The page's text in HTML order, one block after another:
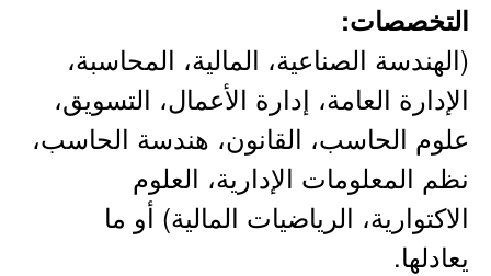
التخصصات:
(الهندسة الصناعية، المالية، المحاسبة،
الإدارة العامة، إدارة الأعمال، التسويق،
علوم الحاسب، القانون، هندسة الحاسب،
نظم المعلومات الإدارية، العلوم
الاكتوارية، الرياضيات المالية) أو ما
يعادلها.